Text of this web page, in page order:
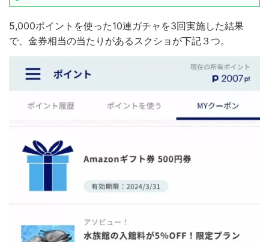
5,000ポイントを使った10連ガチャを3回実施した結果
で、金券相当の当たりがあるスクショが下記３つ。